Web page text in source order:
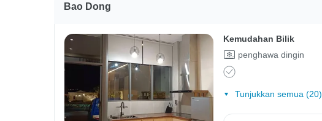
Bao Dong
Kemudahan Bilik
penghawa dingin
Tunjukkan semua (20)